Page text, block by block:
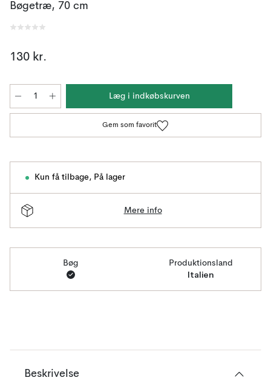
Bøgetræ, 70 cm
130 kr.
Læg i indkøbskurven
Gem som favorit
Kun få tilbage, På lager
Mere info
Bøg Produktionsland
Italien
Beskrivelse